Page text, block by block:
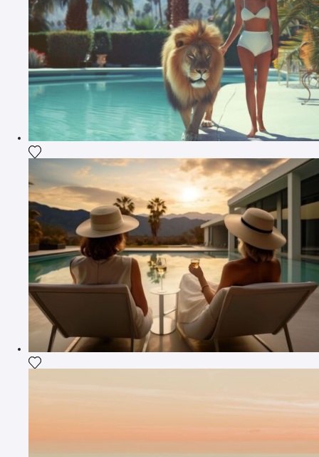
Fügen Sie das Foto meiner Wunschliste hinzu